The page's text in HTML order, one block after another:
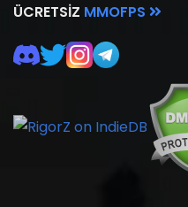
ÜCRETSIZ MMOFPS